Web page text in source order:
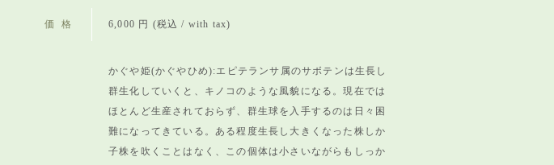
価格 6,000 円 (税込 / with tax)
かぐや姫(かぐやひめ):エピテランサ属のサボテンは生長し
群生化していくと、 キノコのような風貌になる。現在では
ほとんど生産されておらず、 群生球を入手するのは日々困
難になってきている。 ある程度生長し大きくなった株しか
子株を吹くことはなく、 この個体は小さいながらもしっか